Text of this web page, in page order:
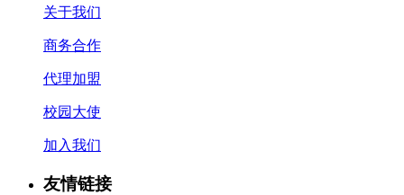
关于我们
商务合作
代理加盟
校园大使
加入我们
友情链接